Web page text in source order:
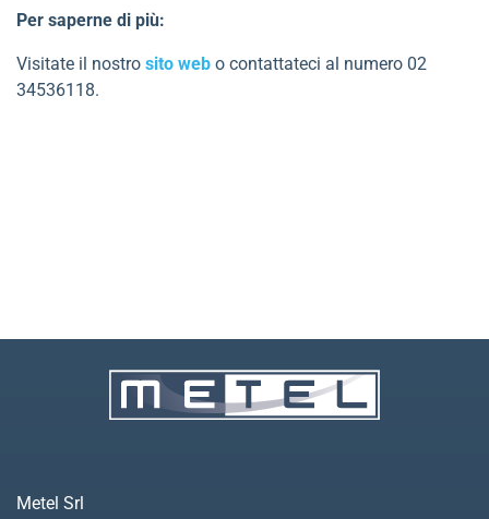
Per saperne di più:
Visitate il nostro sito web o contattateci al numero 02
34536118.
Metel Srl